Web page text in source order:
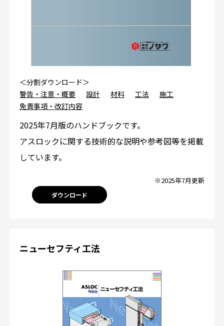
＜分割ダウンロード＞
警告・注意・概要
設計 材料 工法
施工
免責事項・改訂内容
2025年7月版のハンドブックです。
アスロックに関する技術的な説明や参考図等を掲載
しています。
※2025年7月更新
ダウンロード
ニューセフティ工法